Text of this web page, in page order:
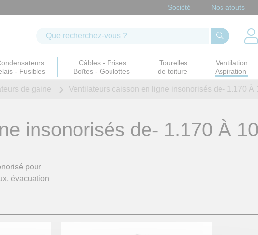
Société Nos atouts
- Fusibles
Câbles - Prises
Boîtes - Goulottes
Tourelles
de toiture
Ventilation
Aspiration
de gaine Ventilateurs caisson en ligne insonorisés de- 1.170 À
insonorisés de- 1.170 À
pour
évacuation